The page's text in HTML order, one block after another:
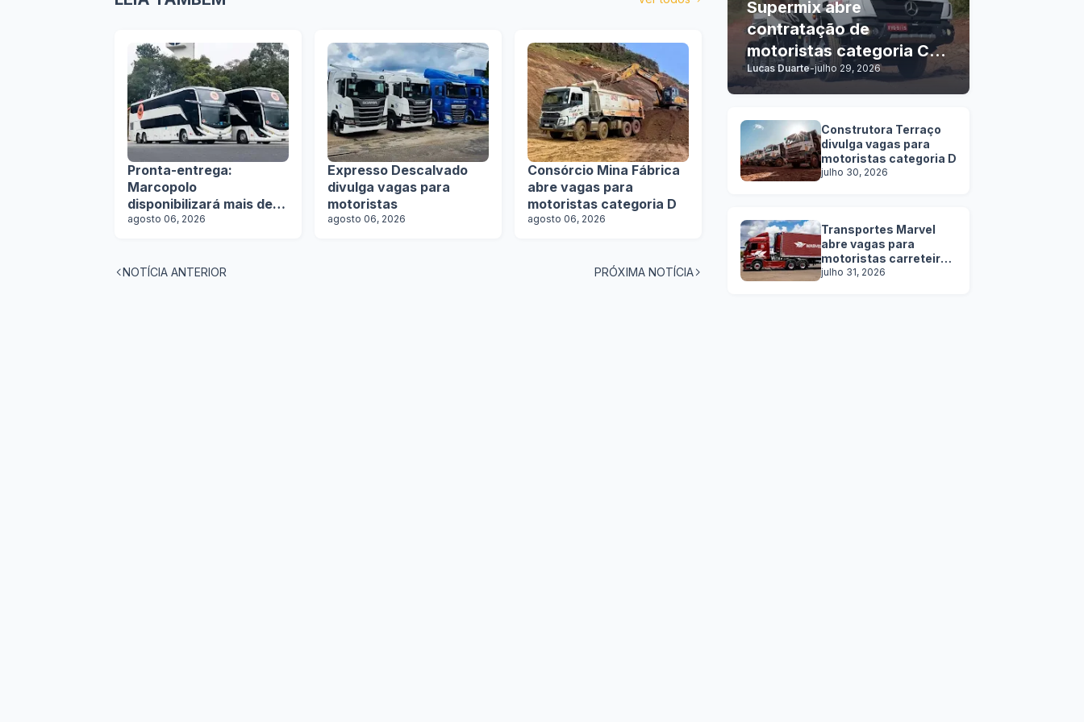
Pronta-entrega:
Marcopolo
disponibilizará mais de
100 ônibus para
agosto 06, 2026
Expresso Descalvado
divulga vagas para
motoristas
agosto 06, 2026
Consórcio Mina Fábrica
abre vagas para
motoristas categoria D
agosto 06, 2026
NOTÍCIA ANTERIOR PRÓXIMA NOTÍCIA
Supermix abre
contratação de
motoristas categoria C, D
e E
Lucas Duarte-julho 29, 2026
Construtora Terraço
divulga vagas para
motoristas categoria D
julho 30, 2026
Transportes Marvel
abre vagas para
motoristas carreteiros
SEM EXPERIÊNCIA
julho 31, 2026